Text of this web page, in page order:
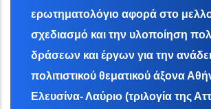
ερωτηματολόγιο αφορά στο
σχεδιασμό και την υλοποίηση
δράσεων και έργων για την
πολιτιστικού θεματικού άξονα
Ελευσίνα- Λαύριο (τριλογία της